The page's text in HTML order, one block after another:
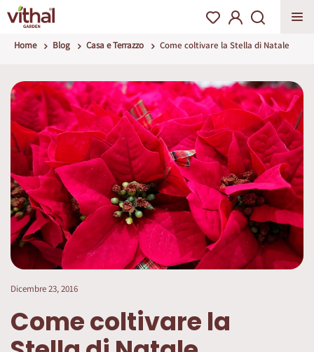
Home Blog Casa e Terrazzo Come coltivare la Stella di Natale
Dicembre 23, 2016
Come coltivare la